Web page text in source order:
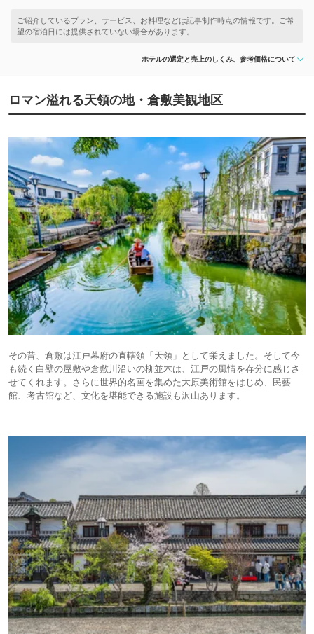
ホテルの選定と売上のしくみ、参考価格について
ロマン溢れる天領の地・倉敷美観地区
その昔、倉敷は江戸幕府の直轄領「天領」として栄えました。そして今
も続く白壁の屋敷や倉敷川沿いの柳並木は、江戸の風情を存分に感じさ
せてくれます。さらに世界的名画を集めた大原美術館をはじめ、民藝
館、考古館など、文化を堪能できる施設も沢山あります。